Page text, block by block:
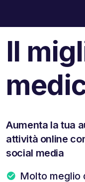
Il
Aumenta la tua
attività online
social media
Molto meglio